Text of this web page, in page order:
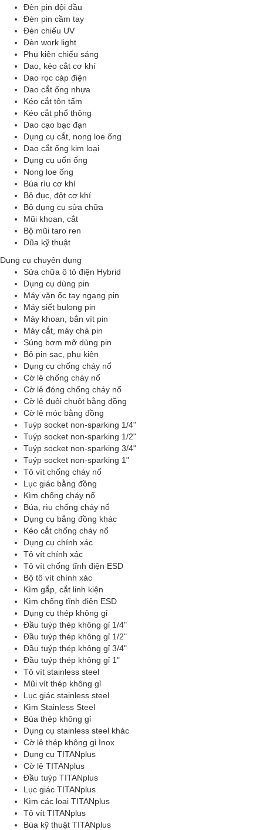
Đèn pin đội đầu
Đèn pin cầm tay
Đèn chiếu UV
Đèn work light
Phụ kiện chiếu sáng
Dao, kéo cắt cơ khí
Dao rọc cáp điện
Dao cắt ống nhựa
Kéo cắt tôn tấm
Kéo cắt phổ thông
Dao cạo bạc đạn
Dụng cụ cắt, nong loe ống
Dao cắt ống kim loại
Dụng cụ uốn ống
Nong loe ống
Búa rìu cơ khí
Bộ đục, đột cơ khí
Bộ dụng cụ sửa chữa
Mũi khoan, cắt
Bộ mũi taro ren
Dũa kỹ thuật
Dụng cụ chuyên dụng
Sửa chữa ô tô điện Hybrid
Dụng cụ dùng pin
Máy vặn ốc tay ngang pin
Máy siết bulong pin
Máy khoan, bắn vít pin
Máy cắt, máy chà pin
Súng bơm mỡ dùng pin
Bộ pin sạc, phụ kiện
Dụng cụ chống cháy nổ
Cờ lê chống cháy nổ
Cờ lê đóng chống cháy nổ
Cờ lê đuôi chuột bằng đồng
Cờ lê móc bằng đồng
Tuýp socket non-sparking 1/4"
Tuýp socket non-sparking 1/2"
Tuýp socket non-sparking 3/4"
Tuýp socket non-sparking 1"
Tô vít chống cháy nổ
Lục giác bằng đồng
Kìm chống cháy nổ
Búa, rìu chống cháy nổ
Dụng cụ bẳng đồng khác
Kéo cắt chống cháy nổ
Dụng cụ chính xác
Tô vít chính xác
Tô vít chống tĩnh điện ESD
Bộ tô vít chính xác
Kìm gắp, cắt linh kiện
Kìm chống tĩnh điện ESD
Dụng cụ thép không gỉ
Đầu tuýp thép không gỉ 1/4"
Đầu tuýp thép không gỉ 1/2"
Đầu tuýp thép không gỉ 3/4"
Đầu tuýp thép không gỉ 1"
Tô vít stainless steel
Mũi vít thép không gỉ
Lục giác stainless steel
Kìm Stainless Steel
Búa thép không gỉ
Dụng cụ stainless steel khác
Cờ lê thép không gỉ Inox
Dụng cụ TITANplus
Cờ lê TITANplus
Đầu tuýp TITANplus
Lục giác TITANplus
Kìm các loại TITANplus
Tô vít TITANplus
Búa kỹ thuật TITANplus